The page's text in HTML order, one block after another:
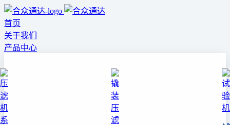
首页
关于我们
产品中心